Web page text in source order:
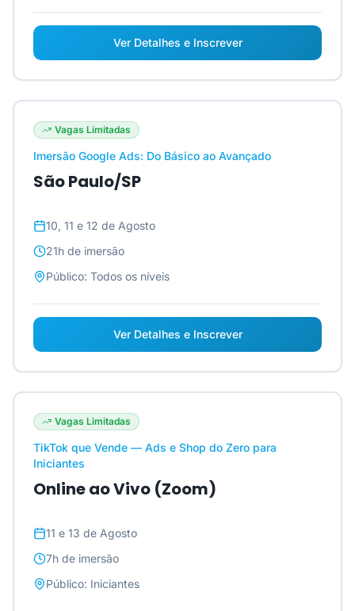
Ver Detalhes e Inscrever
Vagas Limitadas
Imersão Google Ads: Do Básico ao Avançado
São Paulo/SP
10, 11 e 12 de Agosto
21h de imersão
Público: Todos os níveis
Ver Detalhes e Inscrever
Vagas Limitadas
TikTok que Vende — Ads e Shop do Zero para
Iniciantes
Online ao Vivo (Zoom)
11 e 13 de Agosto
7h de imersão
Público: Iniciantes